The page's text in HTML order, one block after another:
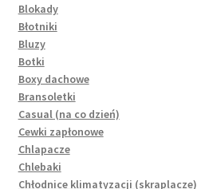
Blokady
Błotniki
Bluzy
Botki
Boxy dachowe
Bransoletki
Casual (na co dzień)
Cewki zapłonowe
Chlapacze
Chlebaki
Chłodnice klimatyzacji (skraplacze)